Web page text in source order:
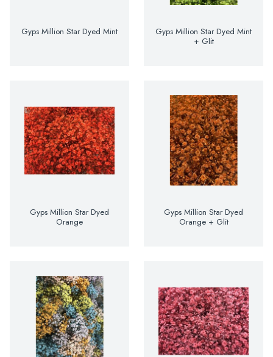
Gyps Million Star Dyed Mint
Gyps Million Star Dyed Mint
+ Glit
Gyps Million Star Dyed
Orange
Gyps Million Star Dyed
Orange + Glit